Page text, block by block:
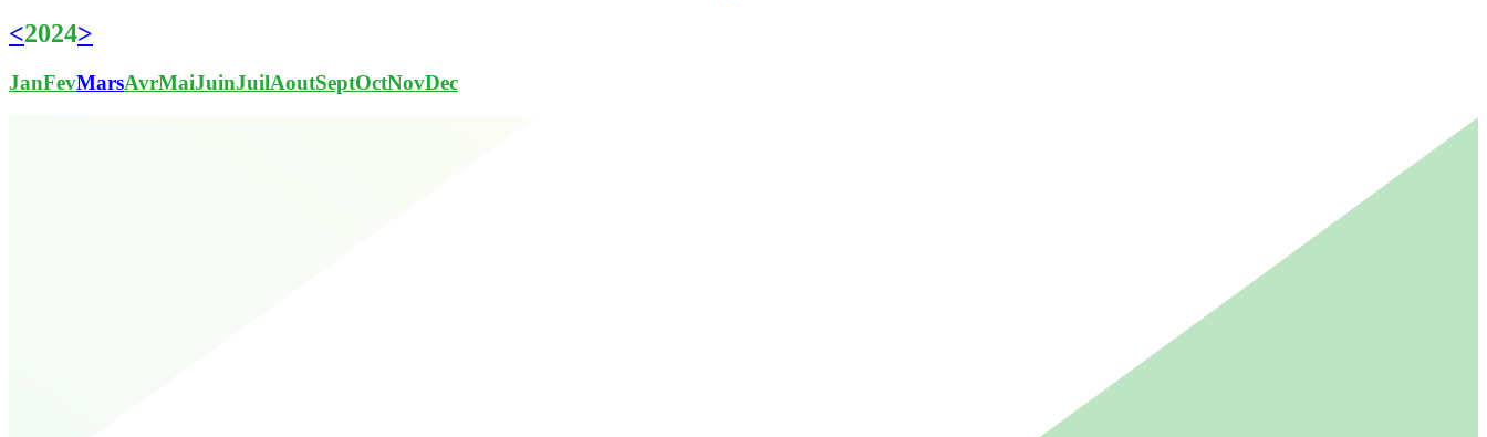
<2024>
JanFevMarsAvrMaiJuinJuilAoutSeptOctNovDec